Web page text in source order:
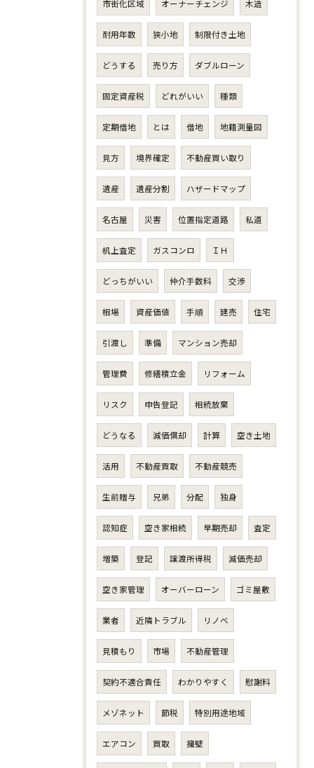
市街化区域 オーナーチェンジ 木造
耐用年数 狭小地 制限付き土地
どうする 売り方 ダブルローン
固定資産税 どれがいい 種類
定期借地 とは 借地 地籍測量図
見方 境界確定 不動産買い取り
遺産 遺産分割 ハザードマップ
名古屋 災害 位置指定道路 私道
机上査定 ガスコンロ ＩＨ
どっちがいい 仲介手数料 交渉
相場 資産価値 手順 建売 住宅
引渡し 準備 マンション売却
管理費 修繕積立金 リフォーム
リスク 申告登記 相続放棄
どうなる 減価償却 計算 空き土地
活用 不動産買取 不動産競売
生前贈与 兄弟 分配 独身
認知症 空き家相続 早期売却 査定
増築 登記 譲渡所得税 減価売却
空き家管理 オーバーローン ゴミ屋敷
業者 近隣トラブル リノベ
見積もり 市場 不動産管理
契約不適合責任 わかりやすく 慰謝料
メゾネット 節税 特別用途地域
エアコン 買取 擁壁